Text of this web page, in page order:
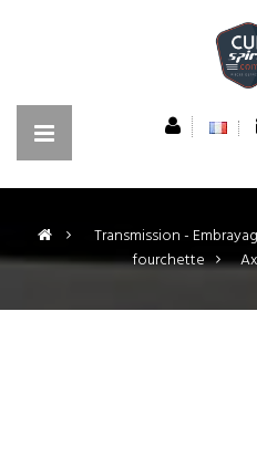
> Transmission -
fourchette >